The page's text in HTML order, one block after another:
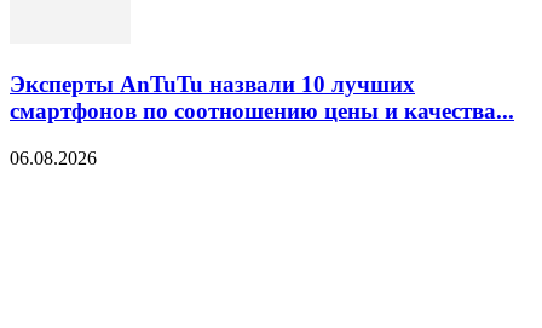
Эксперты AnTuTu назвали 10 лучших
смартфонов по соотношению цены и качества...
06.08.2026